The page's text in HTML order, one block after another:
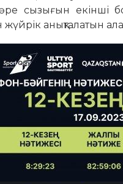
сызығын екінші
анықталатын